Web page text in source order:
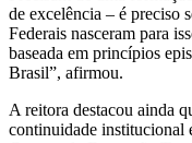
de excelência – é preciso
Federais nasceram para
baseada em princípios
Brasil”, afirmou.
A reitora destacou ainda
continuidade institucional